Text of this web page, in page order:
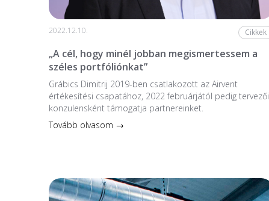
2022.12.10. Cikkek
„A cél, hogy minél jobban megismertessem a
széles portfóliónkat”
Grábics Dimitrij 2019-ben csatlakozott az Airvent
értékesítési csapatához, 2022 februárjától pedig tervezői
konzulensként támogatja partnereinket.
Tovább olvasom →